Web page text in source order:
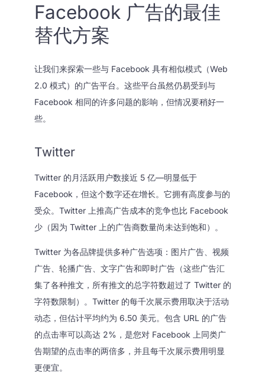
Facebook 广告的最佳
替代方案
让我们来探索一些与 Facebook 具有相似模式（Web
2.0 模式）的广告平台。这些平台虽然仍易受到与
Facebook 相同的许多问题的影响，但情况要稍好一
些。
Twitter
Twitter 的月活跃用户数接近 5 亿—明显低于
Facebook，但这个数字还在增长。它拥有高度参与的
受众。Twitter 上推高广告成本的竞争也比 Facebook
少（因为 Twitter 上的广告商数量尚未达到饱和）。
Twitter 为各品牌提供多种广告选项：图片广告、视频
广告、轮播广告、文字广告和即时广告（这些广告汇
集了各种推文，所有推文的总字符数超过了 Twitter 的
字符数限制）。Twitter 的每千次展示费用取决于活动
动态，但估计平均约为 6.50 美元。包含 URL 的广告
的点击率可以高达 2%，是您对 Facebook 上同类广
告期望的点击率的两倍多，并且每千次展示费用明显
更便宜。